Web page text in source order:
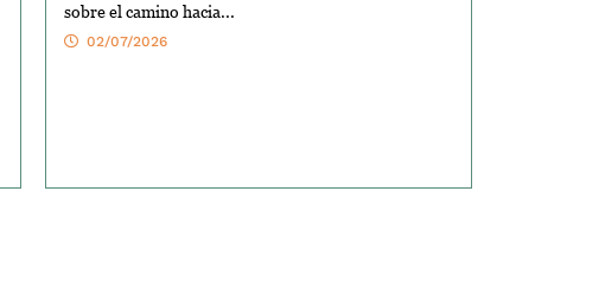
sobre el camino hacia...
02/07/2026